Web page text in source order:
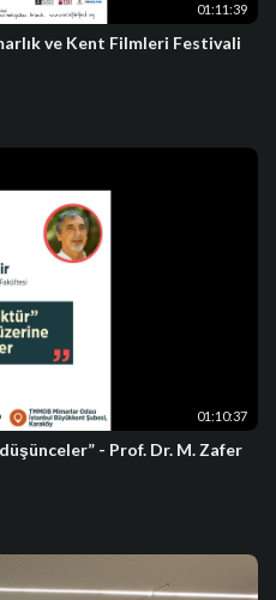
01:11:39
ve Kent Filmleri Festivali
01:10:37
- Prof. Dr. M. Zafer